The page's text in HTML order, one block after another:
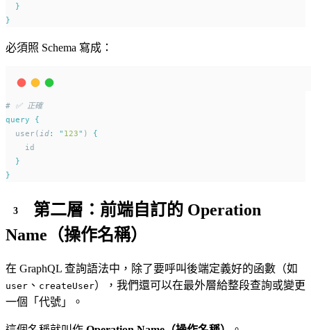
}
}
必須照 Schema 寫成：
# ✅ 正確
query
{
  user(
id: " 123" ) {
    id
}
}
第二層：前端自訂的 Operation
Name（操作名稱）
在 GraphQL 查詢語法中，除了要呼叫後端定義好的函數（如
user 、 createUser），我們還可以在最外層給整段查詢或變更
一個「代號」。